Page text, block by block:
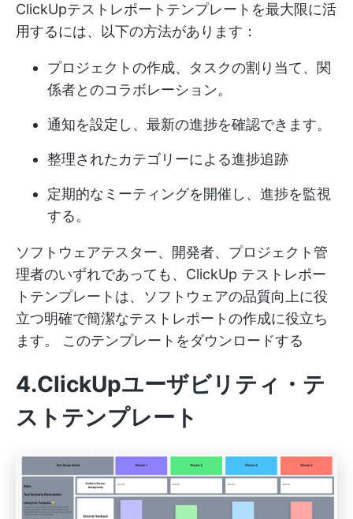
ClickUpテストレポートテンプレートを最大限に活
用するには、以下の方法があります：
プロジェクトの作成、タスクの割り当て、関
係者とのコラボレーション。
通知を設定し、最新の進捗を確認できます。
整理されたカテゴリーによる進捗追跡
定期的なミーティングを開催し、進捗を監視
する。
ソフトウェアテスター、開発者、プロジェクト管
理者のいずれであっても、ClickUp テストレポー
トテンプレートは、ソフトウェアの品質向上に役
立つ明確で簡潔なテストレポートの作成に役立ち
ます。 このテンプレートをダウンロードする
4.ClickUpユーザビリティ・テ
ストテンプレート